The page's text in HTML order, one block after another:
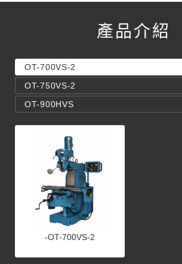
產品介紹
OT-700VS-2
OT-750VS-2
OT-900HVS
-OT-700VS-2